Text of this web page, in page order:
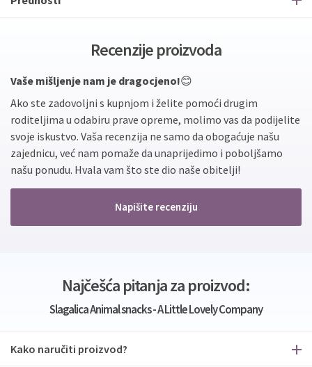
Recenzije proizvoda
Vaše mišljenje nam je dragocjeno!😊
Ako ste zadovoljni s kupnjom i želite pomoći drugim
roditeljima u odabiru prave opreme, molimo vas da podijelite
svoje iskustvo. Vaša recenzija ne samo da obogaćuje našu
zajednicu, već nam pomaže da unaprijedimo i poboljšamo
našu ponudu. Hvala vam što ste dio naše obitelji!
Napišite recenziju
Najčešća pitanja za proizvod:
Slagalica Animal snacks - A Little Lovely Company
Kako naručiti proizvod?